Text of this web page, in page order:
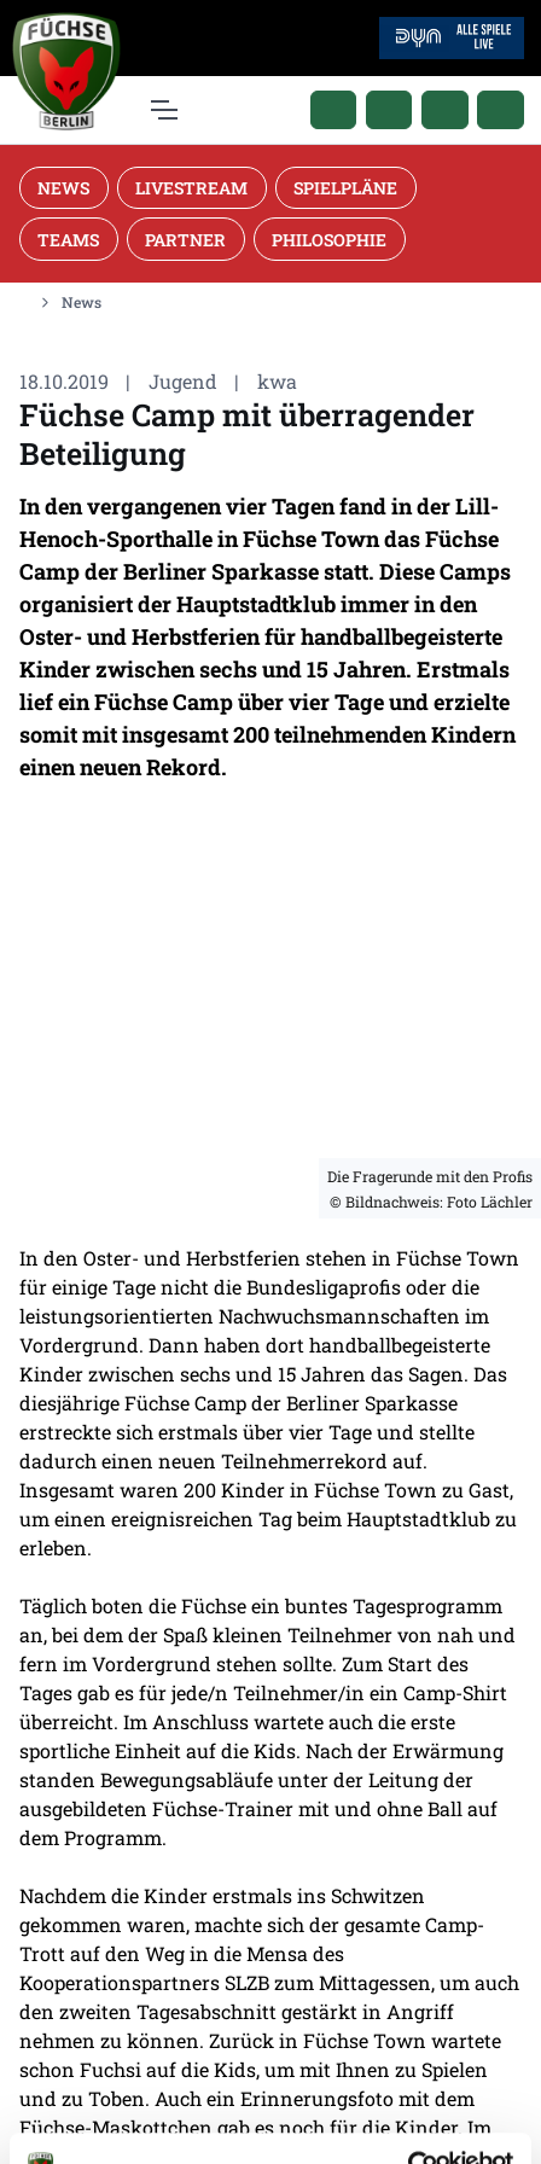
NEWS LIVESTREAM SPIELPLÄNE
TEAMS PARTNER PHILOSOPHIE
News
18.10.2019 | Jugend | kwa
Füchse Camp mit überragender
Beteiligung
In den vergangenen vier Tagen fand in der Lill-
Henoch-Sporthalle in Füchse Town das Füchse
Camp der Berliner Sparkasse statt. Diese Camps
organisiert der Hauptstadtklub immer in den
Oster- und Herbstferien für handballbegeisterte
Kinder zwischen sechs und 15 Jahren. Erstmals
lief ein Füchse Camp über vier Tage und erzielte
somit mit insgesamt 200 teilnehmenden Kindern
einen neuen Rekord.
Die Fragerunde mit den Profis
© Bildnachweis: Foto Lächler
In den Oster- und Herbstferien stehen in Füchse Town
für einige Tage nicht die Bundesligaprofis oder die
leistungsorientierten Nachwuchsmannschaften im
Vordergrund. Dann haben dort handballbegeisterte
Kinder zwischen sechs und 15 Jahren das Sagen. Das
diesjährige Füchse Camp der Berliner Sparkasse
erstreckte sich erstmals über vier Tage und stellte
dadurch einen neuen Teilnehmerrekord auf.
Insgesamt waren 200 Kinder in Füchse Town zu Gast,
um einen ereignisreichen Tag beim Hauptstadtklub zu
erleben.
Täglich boten die Füchse ein buntes Tagesprogramm
an, bei dem der Spaß kleinen Teilnehmer von nah und
fern im Vordergrund stehen sollte. Zum Start des
Tages gab es für jede/n Teilnehmer/in ein Camp-Shirt
überreicht. Im Anschluss wartete auch die erste
sportliche Einheit auf die Kids. Nach der Erwärmung
standen Bewegungsabläufe unter der Leitung der
ausgebildeten Füchse-Trainer mit und ohne Ball auf
dem Programm.
Nachdem die Kinder erstmals ins Schwitzen
gekommen waren, machte sich der gesamte Camp-
Trott auf den Weg in die Mensa des
Kooperationspartners SLZB zum Mittagessen, um auch
den zweiten Tagesabschnitt gestärkt in Angriff
nehmen zu können. Zurück in Füchse Town wartete
schon Fuchsi auf die Kids, um mit Ihnen zu Spielen
und zu Toben. Auch ein Erinnerungsfoto mit dem
Füchse-Maskottchen gab es noch für die Kinder. Im
Anschluss wartete auch direkt das nächste Camp-